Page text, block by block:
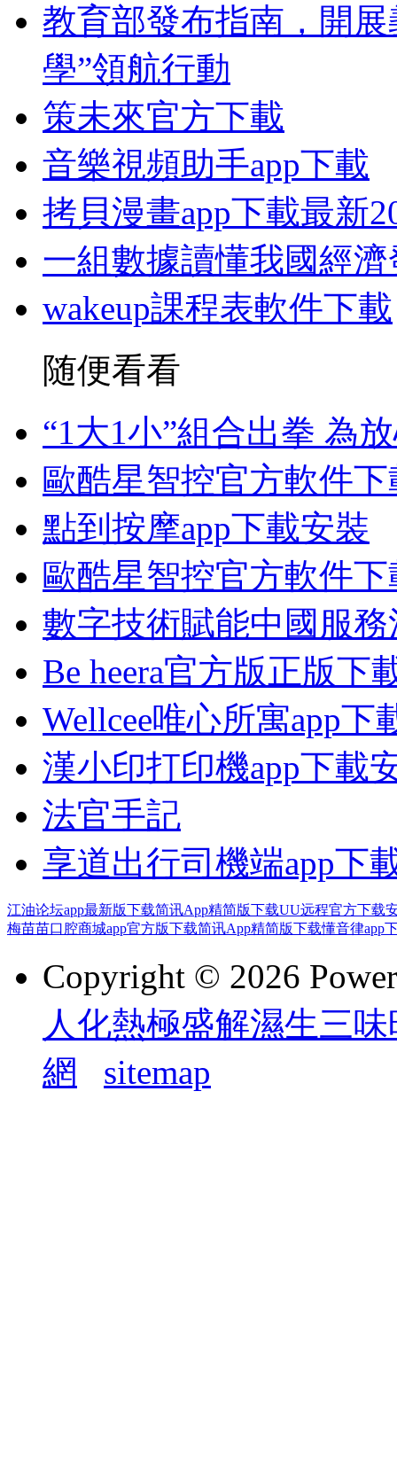
教育部發布指南，開
學”領航行動
策未來官方下載
音樂視頻助手app下載
拷貝漫畫app下載最新
一組數據讀懂我國經
wakeup課程表軟件下載
随便看看
“1大1小”組合出拳 為
歐酷星智控官方軟件下
點到按摩app下載安裝
歐酷星智控官方軟件下
數字技術賦能中國服
Be heera官方版正版下
Wellcee唯心所寓app下
漢小印打印機app下載
法官手記
享道出行司機端app下
江油论坛app最新版下载简讯App精简版下载UU远程官方下载
梅苗苗口腔商城app官方版下载简讯App精简版下载懂音律app
Copyright © 2026
人化熱極盛解濕生三
網
sitemap